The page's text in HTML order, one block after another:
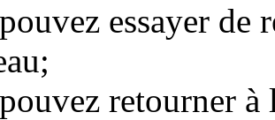
essayer de
retourner